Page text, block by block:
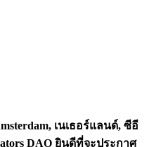
เนเธอร์แลนด์, ซีอี
DAO ยินดีที่จะประกาศ